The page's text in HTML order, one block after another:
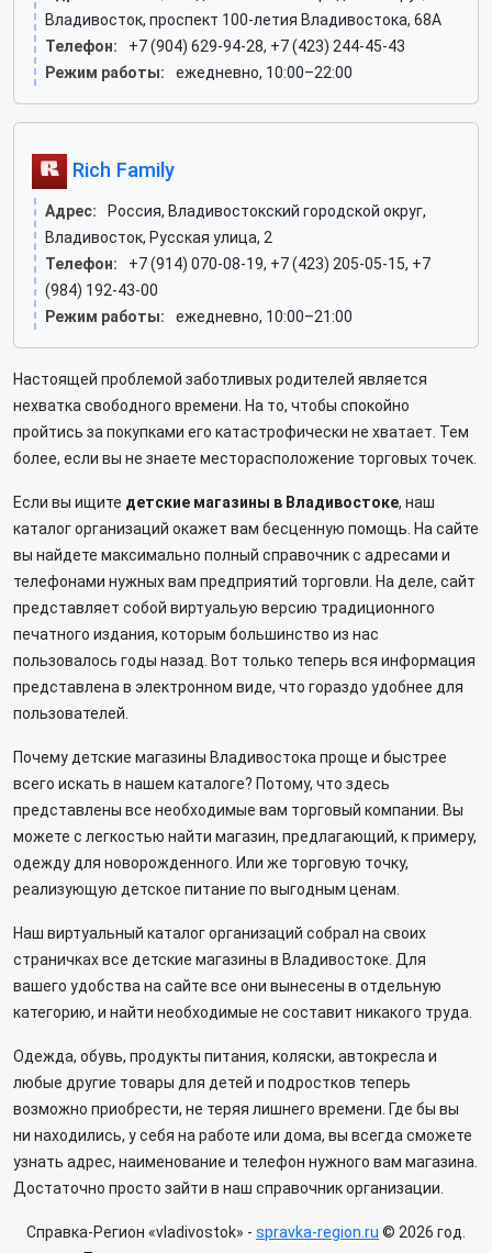
Владивосток, проспект 100-летия Владивостока, 68А
Телефон:
+7 (904) 629-94-28, +7 (423) 244-45-43
Режим работы:
ежедневно, 10:00–22:00
Rich Family
Адрес:
Россия, Владивостокский городской округ,
Владивосток, Русская улица, 2
Телефон:
+7 (914) 070-08-19, +7 (423) 205-05-15, +7
(984) 192-43-00
Режим работы:
ежедневно, 10:00–21:00
Настоящей проблемой заботливых родителей является
нехватка свободного времени. На то, чтобы спокойно
пройтись за покупками его катастрофически не хватает. Тем
более, если вы не знаете месторасположение торговых точек.
Если вы ищите детские магазины в Владивостоке, наш
каталог организаций окажет вам бесценную помощь. На сайте
вы найдете максимально полный справочник с адресами и
телефонами нужных вам предприятий торговли. На деле, сайт
представляет собой виртуальую версию традиционного
печатного издания, которым большинство из нас
пользовалось годы назад. Вот только теперь вся информация
представлена в электронном виде, что гораздо удобнее для
пользователей.
Почему детские магазины Владивостока проще и быстрее
всего искать в нашем каталоге? Потому, что здесь
представлены все необходимые вам торговый компании. Вы
можете с легкостью найти магазин, предлагающий, к примеру,
одежду для новорожденного. Или же торговую точку,
реализующую детское питание по выгодным ценам.
Наш виртуальный каталог организаций собрал на своих
страничках все детские магазины в Владивостоке. Для
вашего удобства на сайте все они вынесены в отдельную
категорию, и найти необходимые не составит никакого труда.
Одежда, обувь, продукты питания, коляски, автокресла и
любые другие товары для детей и подростков теперь
возможно приобрести, не теряя лишнего времени. Где бы вы
ни находились, у себя на работе или дома, вы всегда сможете
узнать адрес, наименование и телефон нужного вам магазина.
Достаточно просто зайти в наш справочник организации.
Справка-Регион «vladivostok» - spravka-region.ru © 2026 год.